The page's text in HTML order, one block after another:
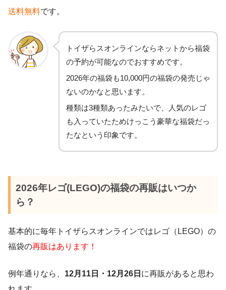
送料無料です。
トイザらスオンラインならネットから福袋
の予約が可能なのでおすすめです。
2026年の福袋も10,000円の福袋の発売じゃ
ないのかなと思います。
種類は3種類あったみたいで、人気のレゴ
も入っていたためけっこう豪華な福袋だっ
たなという印象です。
2026年レゴ(LEGO)の福袋の再販はいつか
ら？
基本的に毎年トイザらスオンラインではレゴ（LEGO）の
福袋の再販はあります！
例年通りなら、 12月11日・12月26日 に再販があると思わ